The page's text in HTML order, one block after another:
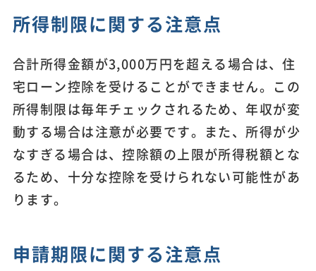
所得制限に関する注意点
合計所得金額が3,000万円を超える場合は、住
宅ローン控除を受けることができません。この
所得制限は毎年チェックされるため、年収が変
動する場合は注意が必要です。また、所得が少
なすぎる場合は、控除額の上限が所得税額とな
るため、十分な控除を受けられない可能性があ
ります。
申請期限に関する注意点